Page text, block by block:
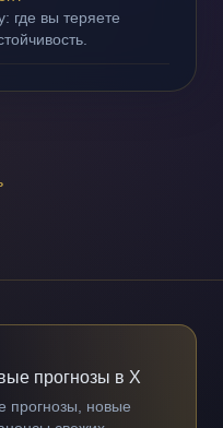
где вы теряете
прогнозы в X
прогнозы, новые